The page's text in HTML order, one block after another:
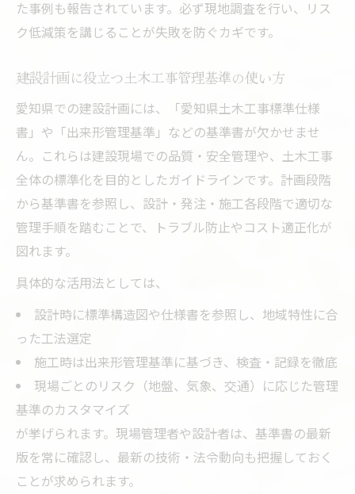
た事例も報告されています。必ず現地調査を行い、リス
ク低減策を講じることが失敗を防ぐカギです。
建設計画に役立つ土木工事管理基準の使い方
愛知県での建設計画には、「愛知県土木工事標準仕様
書」や「出来形管理基準」などの基準書が欠かせませ
ん。これらは建設現場での品質・安全管理や、土木工事
全体の標準化を目的としたガイドラインです。計画段階
から基準書を参照し、設計・発注・施工各段階で適切な
管理手順を踏むことで、トラブル防止やコスト適正化が
図れます。
具体的な活用法としては、
設計時に標準構造図や仕様書を参照し、地域特性に合
った工法選定
施工時は出来形管理基準に基づき、検査・記録を徹底
現場ごとのリスク（地盤、気象、交通）に応じた管理
基準のカスタマイズ
が挙げられます。現場管理者や設計者は、基準書の最新
版を常に確認し、最新の技術・法令動向も把握しておく
ことが求められます。